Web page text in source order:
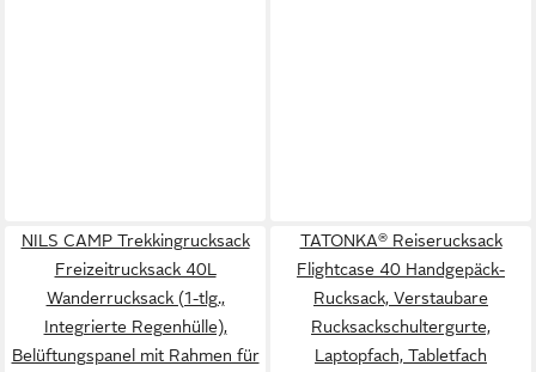
NILS CAMP Trekkingrucksack
Freizeitrucksack 40L
Wanderrucksack (1-tlg.,
Integrierte Regenhülle),
Belüftungspanel mit Rahmen für
TATONKA® Reiserucksack
Flightcase 40 Handgepäck-
Rucksack, Verstaubare
Rucksackschultergurte,
Laptopfach, Tabletfach